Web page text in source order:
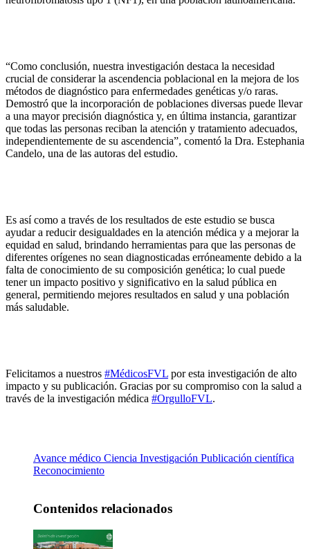
“Como conclusión, nuestra investigación destaca la necesidad
crucial de considerar la ascendencia poblacional en la mejora de los
métodos de diagnóstico para enfermedades genéticas y/o raras.
Demostró que la incorporación de poblaciones diversas puede llevar
a una mayor precisión diagnóstica y, en última instancia, garantizar
que todas las personas reciban la atención y tratamiento adecuados,
independientemente de su ascendencia”, comentó la Dra. Estephania
Candelo, una de las autoras del estudio.
Es así como a través de los resultados de este estudio se busca
ayudar a reducir desigualdades en la atención médica y a mejorar la
equidad en salud, brindando herramientas para que las personas de
diferentes orígenes no sean diagnosticadas erróneamente debido a la
falta de conocimiento de su composición genética; lo cual puede
tener un impacto positivo y significativo en la salud pública en
general, permitiendo mejores resultados en salud y una población
más saludable.
Felicitamos a nuestros #MédicosFVL por esta investigación de alto
impacto y su publicación. Gracias por su compromiso con la salud a
través de la investigación médica #OrgulloFVL.
Avance médico Ciencia Investigación Publicación científica
Reconocimiento
Contenidos relacionados